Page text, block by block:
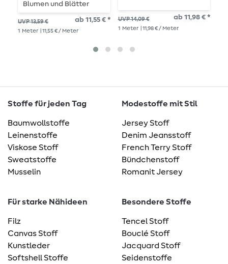
Blumen und Blätter
Beige
UVP 13,59 € ab 11,55 € *
1 Meter | 11,55 € / Meter
UVP 14,09 € ab 11,98 € *
1 Meter | 11,98 € / Meter
Stoffe für jeden Tag
Baumwollstoffe
Leinenstoffe
Viskose Stoff
Sweatstoffe
Musselin
Modestoffe mit Stil
Jersey Stoff
Denim Jeansstoff
French Terry Stoff
Bündchenstoff
Romanit Jersey
Für starke Nähideen
Filz
Canvas Stoff
Kunstleder
Softshell Stoffe
Besondere Stoffe
Tencel Stoff
Bouclé Stoff
Jacquard Stoff
Seidenstoffe